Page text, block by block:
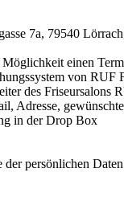
7a, 79540
einen
von RUF
des Friseursalons
Adresse,
in der Drop Box
persönlichen